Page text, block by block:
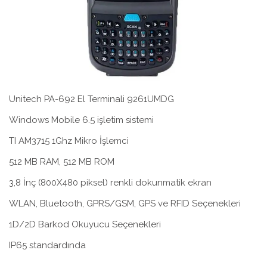
Unitech PA-692 El Terminali 9261UMDG
Windows Mobile 6.5 işletim sistemi
TI AM3715 1Ghz Mikro İşlemci
512 MB RAM, 512 MB ROM
3,8 İnç (800X480 piksel) renkli dokunmatik ekran
WLAN, Bluetooth, GPRS/GSM, GPS ve RFID Seçenekleri
1D/2D Barkod Okuyucu Seçenekleri
IP65 standardında